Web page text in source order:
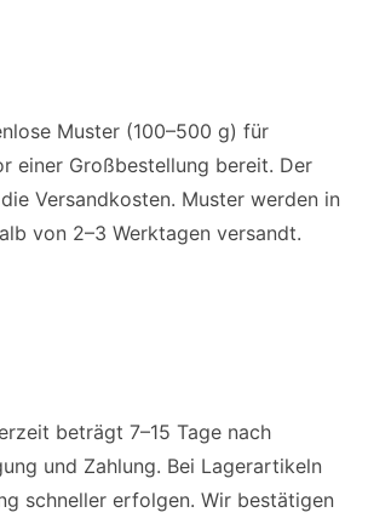
Muster (100–500 g) für
einer Großbestellung bereit. Der
Versandkosten. Muster werden in
von 2–3 Werktagen versandt.
beträgt 7–15 Tage nach
und Zahlung. Bei Lagerartikeln
schneller erfolgen. Wir bestätigen